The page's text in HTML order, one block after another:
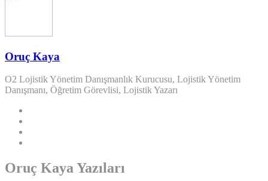
Oruç Kaya
O2 Lojistik Yönetim Danışmanlık Kurucusu, Lojistik Yönetim
Danışmanı, Öğretim Görevlisi, Lojistik Yazarı
Oruç Kaya Yazıları